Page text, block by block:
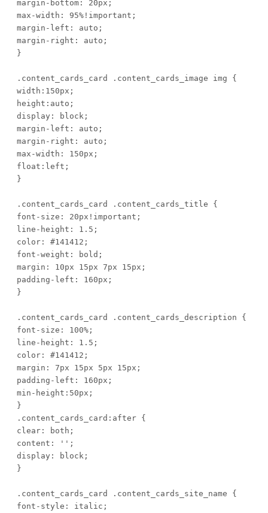
margin-bottom: 20px;
max-width: 95%!important;
margin-left: auto;
margin-right: auto;
}
.content_cards_card .content_cards_image img {
width:150px;
height:auto;
display: block;
margin-left: auto;
margin-right: auto;
max-width: 150px;
float:left;
}
.content_cards_card .content_cards_title {
font-size: 20px!important;
line-height: 1.5;
color: #141412;
font-weight: bold;
margin: 10px 15px 7px 15px;
padding-left: 160px;
}
.content_cards_card .content_cards_description {
font-size: 100%;
line-height: 1.5;
color: #141412;
margin: 7px 15px 5px 15px;
padding-left: 160px;
min-height:50px;
}
.content_cards_card:after {
clear: both;
content: '';
display: block;
}
.content_cards_card .content_cards_site_name {
font-style: italic;